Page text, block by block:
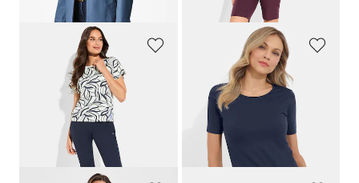
dagen**: 189,95 €
(-26%)
LINEA PRIMERO - LPO
59,95 €
Set van shirt en topje
47,96 €59,95 €
Laagste prijs van de afgelopen 30
dagen**: 50,96 €